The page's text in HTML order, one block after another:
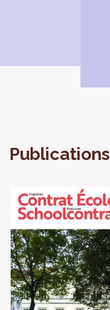
Publications